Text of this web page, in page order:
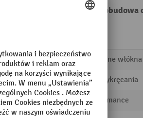
18 m, szerokość 50 mm,
odgradzającego sztuczne włókna
do przykręcania
Performance